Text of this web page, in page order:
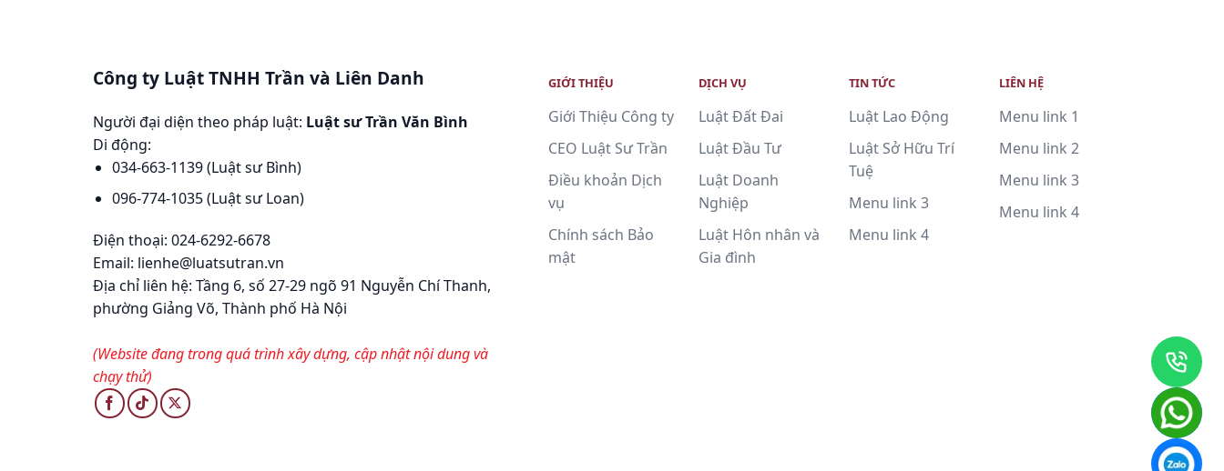
Công ty Luật TNHH Trần và Liên Danh
Người đại diện theo pháp luật: Luật sư Trần Văn Bình
Di động:
034-663-1139 (Luật sư Bình)
096-774-1035 (Luật sư Loan)
Điện thoại: 024-6292-6678
Email: lienhe@luatsutran.vn
Địa chỉ liên hệ: Tầng 6, số 27-29 ngõ 91 Nguyễn Chí Thanh,
phường Giảng Võ, Thành phố Hà Nội
(Website đang trong quá trình xây dựng, cập nhật nội dung và
chạy thử)
GIỚI THIỆU
Giới Thiệu Công ty
CEO Luật Sư Trần
Điều khoản Dịch
vụ
Chính sách Bảo
mật
DỊCH VỤ
Luật Đất Đai
Luật Đầu Tư
Luật Doanh
Nghiệp
Luật Hôn nhân và
Gia đình
TIN TỨC
Luật Lao Động
Luật Sở Hữu Trí
Tuệ
Menu link 3
Menu link 4
LIÊN HỆ
Menu link 1
Menu link 2
Menu link 3
Menu link 4